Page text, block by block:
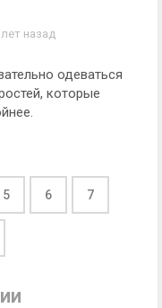
лет назад
одеваться
которые
5 6 7